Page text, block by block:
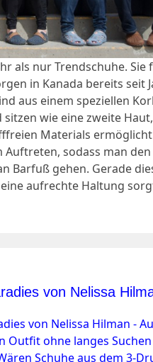
als nur Trendschuhe.
in Kanada bereits seit
aus einem speziellen
wie eine zweite
Materials
sodass man
Barfuß gehen. Gerade
aufrechte Haltung
von Nelissa